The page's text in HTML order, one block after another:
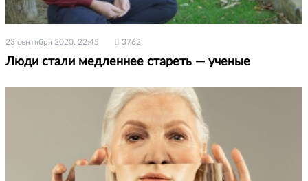
23 сентября 2020, 22:45 3762
Люди стали медленнее стареть — ученые